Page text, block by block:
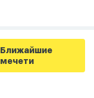
Ближайшие
мечети